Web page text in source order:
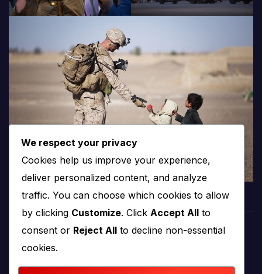
We respect your privacy
Cookies help us improve your experience,
deliver personalized content, and analyze
traffic. You can choose which cookies to allow
by clicking Customize. Click Accept All to
consent or Reject All to decline non-essential
cookies.